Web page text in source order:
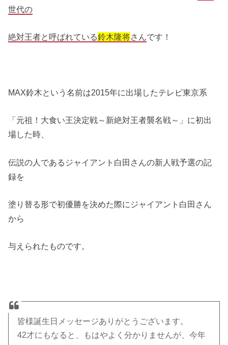
世代の
絶対王者と呼ばれている鈴木隆将さんです！
MAX鈴木という名前は2015年に出場したテレビ東京系
「元祖！大食い王決定戦～新絶対王者襲名戦～」に初出
場した時、
伝説の人であるジャイアント白田さんの新人戦予選の記
録を
塗り替る形で初優勝を決めた際にジャイアント白田さん
から
与えられたものです。
皆様誕生日メッセージありがとうございます。
42才にもなると、もはやよく分かりませんが、今年